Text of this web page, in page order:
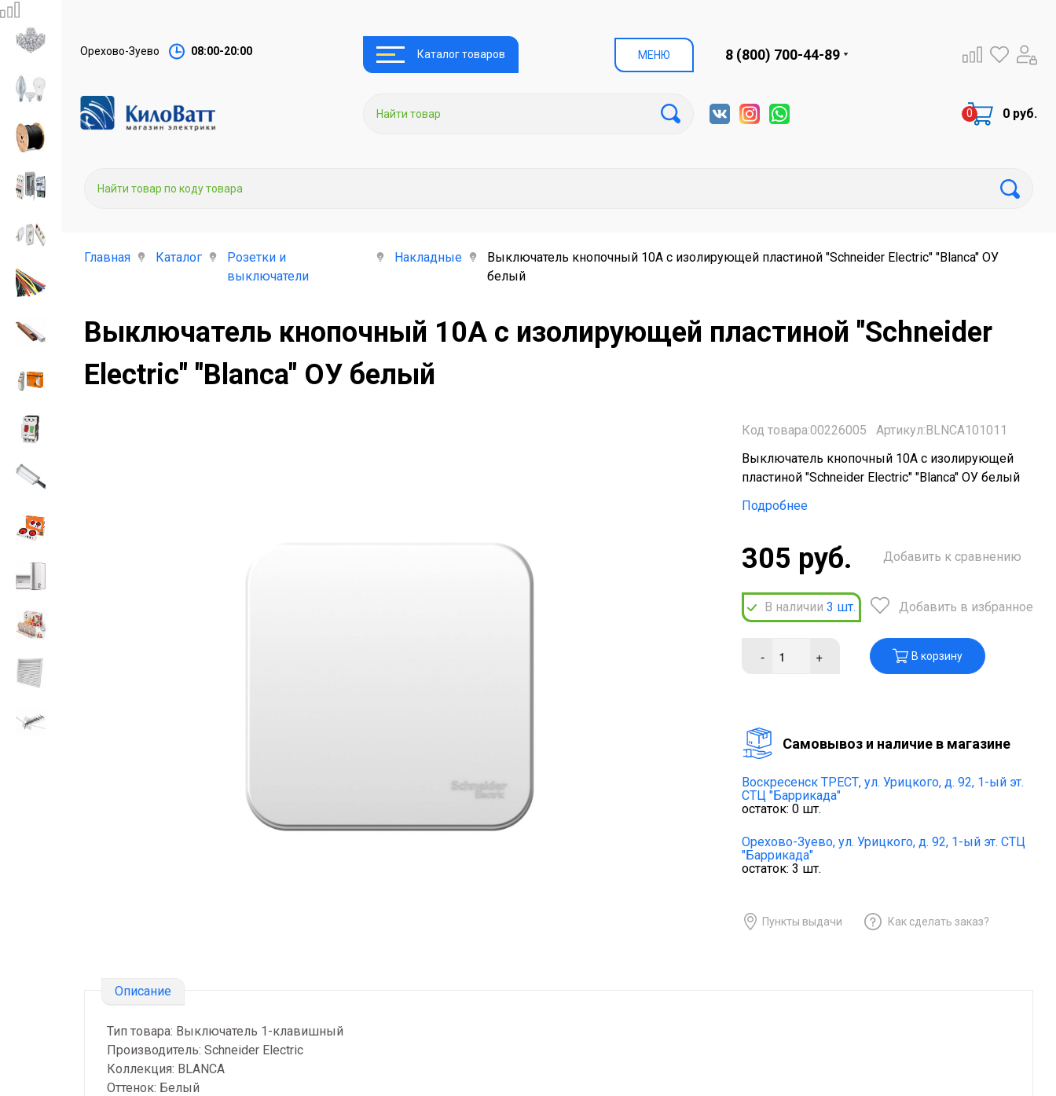
Орехово-Зуево 08:00-20:00 Каталог товаров МЕНЮ 8 (800) 700-44-89
0 руб.
Главная Каталог
Розетки и
выключатели
Накладные
Выключатель кнопочный 10А с изолирующей пластиной "Schneider Electric" "Blanca" ОУ
белый
Выключатель кнопочный 10А с изолирующей пластиной "Schneider
Electric" "Blanca" ОУ белый
Код товара:00226005
Артикул:BLNCA101011
Выключатель кнопочный 10А с изолирующей
пластиной "Schneider Electric" "Blanca" ОУ белый
Подробнее
305 руб.
В наличии 3 шт.
Добавить к сравнению
Добавить в избранное
- + В корзину
Cамовывоз и наличие в магазине
Воскресенск ТРЕСТ, ул. Урицкого, д. 92, 1-ый эт.
СТЦ "Баррикада"
остаток: 0 шт.
Орехово-Зуево, ул. Урицкого, д. 92, 1-ый эт. СТЦ
"Баррикада"
остаток: 3 шт.
Пункты выдачи Как сделать заказ?
Описание
Тип товара: Выключатель 1-клавишный
Производитель: Schneider Electric
Коллекция: BLANCA
Оттенок: Белый